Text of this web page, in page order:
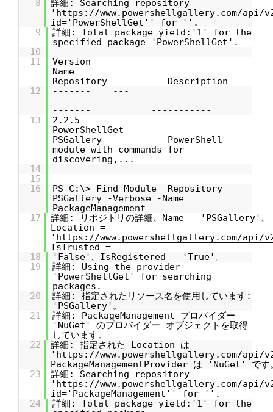
8
詳細: Searching repository
' https://www.powershellgallery.com/api/
id='PowerShellGet'' for ''.
9
詳細: Total package yield:'1' for the
specified package 'PowerShellGet'.
10
11
Version
Name
Repository Description
12
------- ---
- ---
------- -----------
13
2.2.5
PowerShellGet
PSGallery PowerShell
module with commands for
discovering,...
14
15
16
PS C:\> Find-Module -Repository
PSGallery -Verbose -Name
PackageManagement
17
詳細: リポジトリの詳細、Name = 'PSGallery'、
Location =
' https://www.powershellgallery.com/api/
IsTrusted =
18
'False'、IsRegistered = 'True'。
19
詳細: Using the provider
'PowerShellGet' for searching
packages.
20
詳細: 指定されたリソース名を使用しています:
'PSGallery'。
21
詳細: PackageManagement プロバイダー
'NuGet' のプロバイダー オブジェクトを取得
しています。
22
詳細: 指定された Location は
' https://www.powershellgallery.com/api/
PackageManagementProvider は 'NuGet' です
23
詳細: Searching repository
' https://www.powershellgallery.com/api/
id='PackageManagement'' for ''.
24
詳細: Total package yield:'1' for the